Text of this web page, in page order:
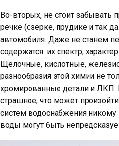
Во-вторых, не стоит забывать
речке (озерке, прудике и так
автомобиля. Даже не станем
содержатся: их спектр,
Щелочные, кислотные,
разнообразия этой химии не
хромированные детали и ЛКП.
страшное, что может
систем водоснабжения никому
воды могут быть